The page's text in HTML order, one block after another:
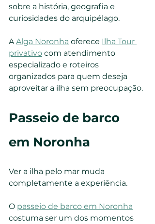
sobre a história, geografia e
curiosidades do arquipélago.
A Alga Noronha oferece Ilha Tour
privativo com atendimento
especializado e roteiros
organizados para quem deseja
aproveitar a ilha sem preocupação.
Passeio de barco
em Noronha
Ver a ilha pelo mar muda
completamente a experiência.
O passeio de barco em Noronha
costuma ser um dos momentos